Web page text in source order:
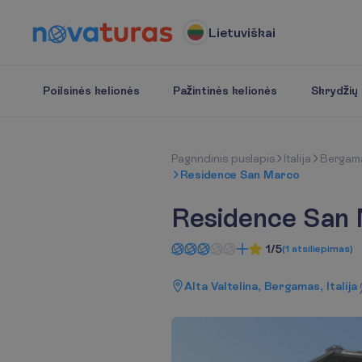
Lietuviškai
Poilsinės kelionės Pažintinės kelionės Skrydžių
Pagrindinis puslapis Italija
Residence San Marco
Residence San
1/5(1 atsiliepimas)
Alta Valtelina, Bergamas, Italija